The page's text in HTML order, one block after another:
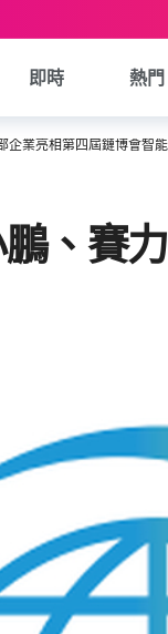
即時 熱門
企業亮相第四屆鏈博會智
、賽